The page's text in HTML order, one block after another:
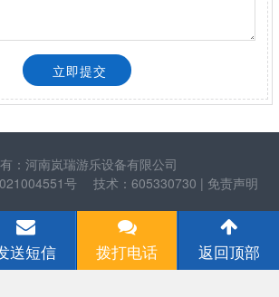
：河南岚瑞游乐设备有限公司
号
技术：605330730 | 免责声明
送短信 拨打电话 返回顶部